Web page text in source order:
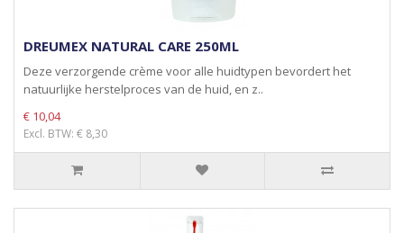
DREUMEX NATURAL CARE 250ML
Deze verzorgende crème voor alle huidtypen bevordert het
natuurlijke herstelproces van de huid, en z..
€ 10,04
Excl. BTW: € 8,30